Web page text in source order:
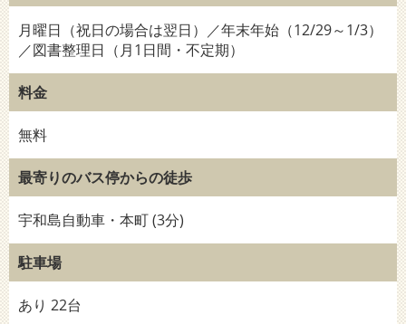
月曜日（祝日の場合は翌日）／年末年始（12/29～1/3）
／図書整理日（月1日間・不定期）
料金
無料
最寄りのバス停からの徒歩
宇和島自動車・本町 (3分)
駐車場
あり 22台